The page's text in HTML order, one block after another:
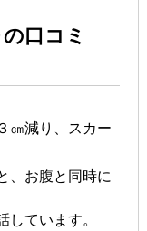
口コミ
㎝減り、スカー
、お腹と同時に
ています。